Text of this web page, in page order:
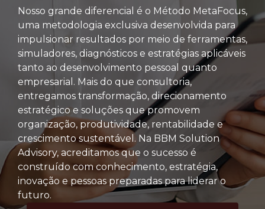
Nosso grande diferencial é o Método MetaFocus,
uma metodologia exclusiva desenvolvida para
impulsionar resultados por meio de ferramentas,
simuladores, diagnósticos e estratégias aplicáveis
tanto ao desenvolvimento pessoal quanto
empresarial. Mais do que consultoria,
entregamos transformação, direcionamento
estratégico e soluções que promovem
organização, produtividade, rentabilidade e
crescimento sustentável. Na BBM Solution
Advisory, acreditamos que o sucesso é
construído com conhecimento, estratégia,
inovação e pessoas preparadas para liderar o
futuro.